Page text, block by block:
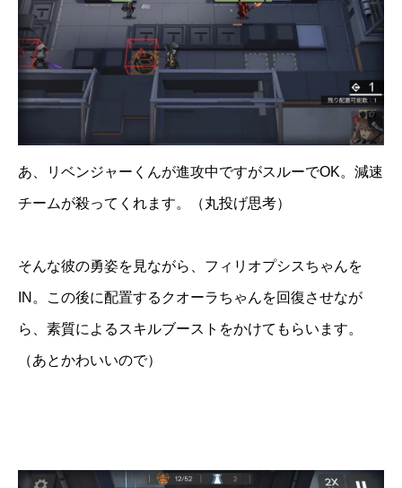
あ、リベンジャーくんが進攻中ですがスルーでOK。減速
チームが殺ってくれます。（丸投げ思考）
そんな彼の勇姿を見ながら、フィリオプシスちゃんを
IN。この後に配置するクオーラちゃんを回復させなが
ら、素質によるスキルブーストをかけてもらいます。
（あとかわいいので）